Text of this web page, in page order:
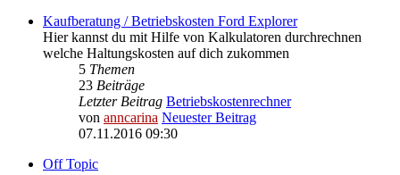
Kaufberatung / Betriebskosten Ford Explorer
Hier kannst du mit Hilfe von Kalkulatoren durchrechnen
welche Haltungskosten auf dich zukommen
5 Themen
23 Beiträge
Letzter Beitrag Betriebskostenrechner
von anncarina Neuester Beitrag
07.11.2016 09:30
Off Topic